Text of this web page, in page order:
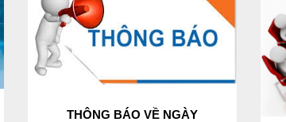
THÔNG BÁO VỀ NGÀY